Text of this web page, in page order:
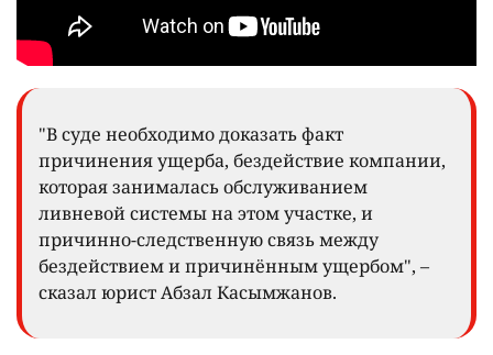
"В суде необходимо доказать факт
причинения ущерба, бездействие компании,
которая занималась обслуживанием
ливневой системы на этом участке, и
причинно-следственную связь между
бездействием и причинённым ущербом", –
сказал юрист Абзал Касымжанов.